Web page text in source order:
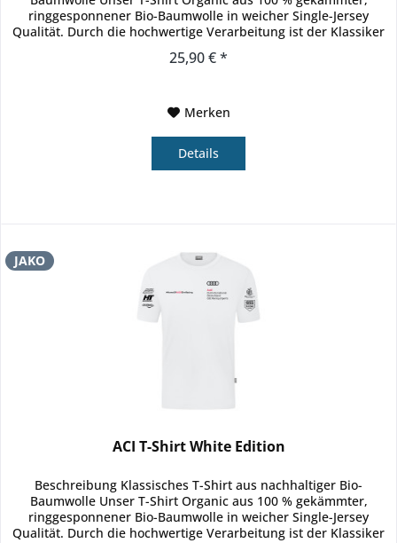
ringgesponnener Bio-Baumwolle in weicher Single-Jersey
Qualität. Durch die hochwertige Verarbeitung ist der Klassiker
25,90 € *
Merken
Details
JAKO
ACI T-Shirt White Edition
Beschreibung Klassisches T-Shirt aus nachhaltiger Bio-
Baumwolle Unser T-Shirt Organic aus 100 % gekämmter,
ringgesponnener Bio-Baumwolle in weicher Single-Jersey
Qualität. Durch die hochwertige Verarbeitung ist der Klassiker